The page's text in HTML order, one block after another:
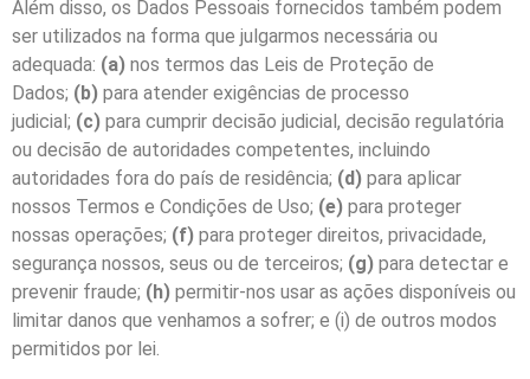
Além disso, os Dados Pessoais fornecidos também podem
ser utilizados na forma que julgarmos necessária ou
adequada: (a) nos termos das Leis de Proteção de
Dados; (b) para atender exigências de processo
judicial; (c) para cumprir decisão judicial, decisão regulatória
ou decisão de autoridades competentes, incluindo
autoridades fora do país de residência; (d) para aplicar
nossos Termos e Condições de Uso; (e) para proteger
nossas operações; (f) para proteger direitos, privacidade,
segurança nossos, seus ou de terceiros; (g) para detectar e
prevenir fraude; (h) permitir-nos usar as ações disponíveis ou
limitar danos que venhamos a sofrer; e (i) de outros modos
permitidos por lei.